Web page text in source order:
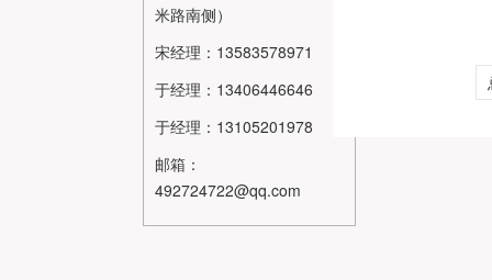
米路南侧）
宋经理：13583578971
于经理：13406446646
于经理：13105201978
邮箱：
492724722@qq.com